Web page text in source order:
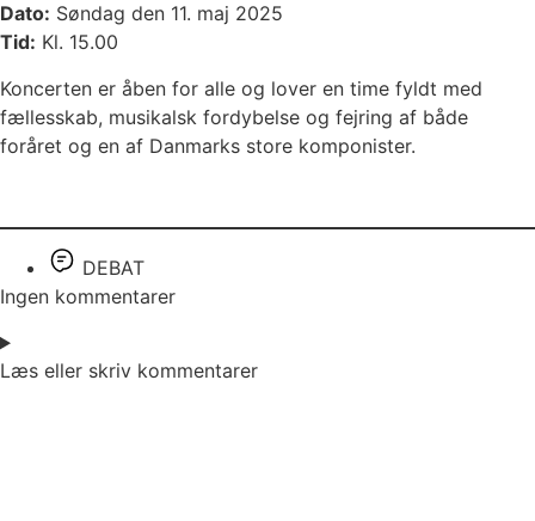
Dato: Søndag den 11. maj 2025
Tid: Kl. 15.00
Koncerten er åben for alle og lover en time fyldt med
fællesskab, musikalsk fordybelse og fejring af både
foråret og en af Danmarks store komponister.
DEBAT
Ingen kommentarer
Læs eller skriv kommentarer